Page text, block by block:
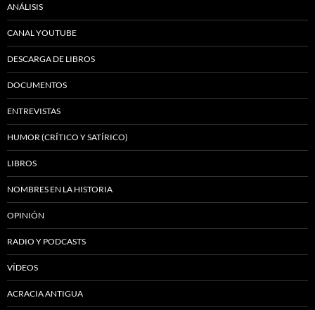
ANÁLISIS
CANAL YOUTUBE
DESCARGA DE LIBROS
DOCUMENTOS
ENTREVISTAS
HUMOR (CRÍTICO Y SATÍRICO)
LIBROS
NOMBRES EN LA HISTORIA
OPINIÓN
RADIO Y PODCASTS
VÍDEOS
ACRACIA ANTIGUA